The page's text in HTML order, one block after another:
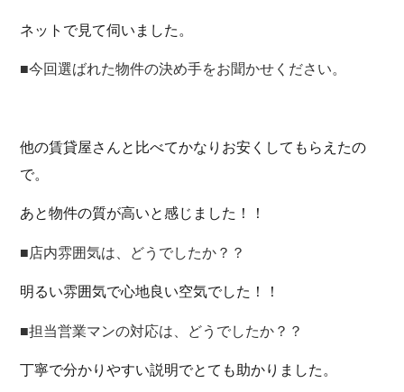
ネットで見て伺いました。
■今回選ばれた物件の決め手をお聞かせください。
他の賃貸屋さんと比べてかなりお安くしてもらえたの
で。
あと物件の質が高いと感じました！！
■店内雰囲気は、どうでしたか？？
明るい雰囲気で心地良い空気でした！！
■担当営業マンの対応は、どうでしたか？？
丁寧で分かりやすい説明でとても助かりました。